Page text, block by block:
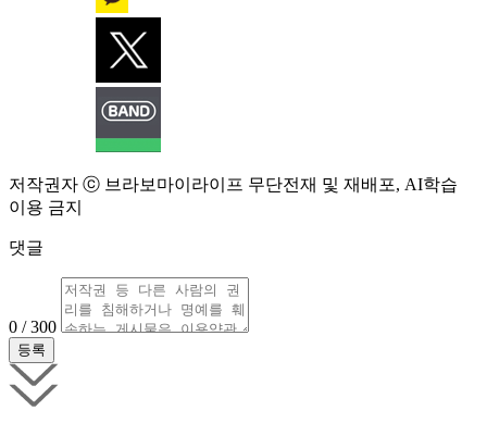
저작권자 ⓒ 브라보마이라이프 무단전재 및 재배포, AI학습
이용 금지
댓글
0 / 300